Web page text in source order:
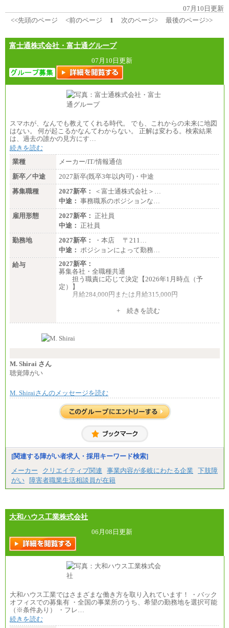
07月10日更新
<<先頭のページ
<前のページ 1 次のページ> 最後のページ>>
富士通株式会社・富士通グループ
07月10日更新
スマホが、なんでも教えてくれる時代。 でも、これからの未来に地図
はない。 何が起こるかなんてわからない。 正解は変わる。検索結果
は、過去の誰かの見方にす…
続きを読む
業種
メーカー/IT/情報通信
新卒／中途
2027新卒(既卒3年以内可)・中途
募集職種
2027新卒：
＜富士通株式会社＞…
中途： 事務職系のポジションな…
雇用形態
2027新卒： 正社員
中途： 正社員
勤務地
2027新卒：
・本店 〒211…
中途： ポジションによって勤務…
給与
2027新卒：
募集各社・全職種共通
担う職責に応じて決定【2026年1月時点（予
定）】
月給284,000円または月給315,000円
※入社後早期から、自律的な業務遂行が求めら
す。
い職責を担う方については、さらに高い金額を個別
※上記に加え、所定労働時間外に勤務をした場
※試用期間中も給与に変更はございません。
＜募集各社・全職種共通＞
月給21万円以上～
※試用期間中の給与に変更はありません。
ます。
+ 続きを読む
M. Shirai さん
聴覚障がい
M. Shiraiさんのメッセージを読む
[関連する障がい者求人・採用キーワード検索]
メーカー
クリエイティブ関連 事業内容が多岐にわたる企業
下肢障
がい 障害者職業生活相談員が在籍
大和ハウス工業株式会社
06月08日更新
大和ハウス工業ではさまざまな働き方を取り入れています！ ・バック
オフィスでの募集有 ・全国の事業所のうち、希望の勤務地を選択可能
（※条件あり） ・フレ…
続きを読む